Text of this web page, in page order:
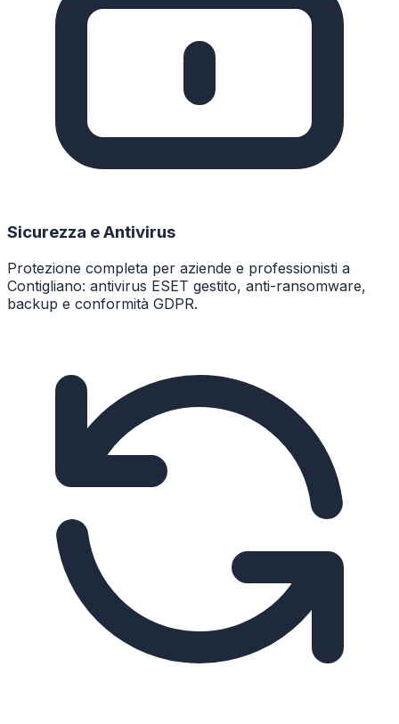
Sicurezza e Antivirus
Protezione completa per aziende e professionisti a
Contigliano: antivirus ESET gestito, anti-ransomware,
backup e conformità GDPR.